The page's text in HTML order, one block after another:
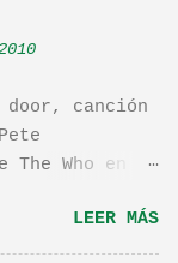
door, canción
The Who en
y que llego
La cancion
LEER MÁS